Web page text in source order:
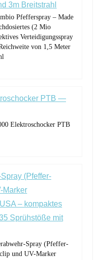
Pfefferspray – Made
(2 Mio
Verteidigungsspray
von 1,5 Meter
Elektroschocker PTB
Spray (Pfeffer-
und UV-Marker